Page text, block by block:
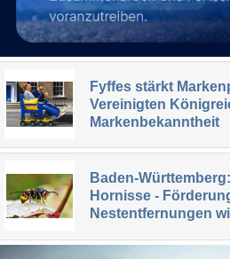
Fyffes stärkt
Vereinigten
Markenbekanntheit
Baden-
Hornisse -
Nestentfernungen